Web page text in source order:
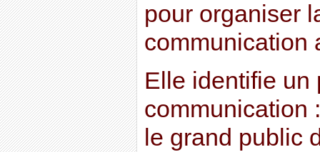
pour organiser
communication
Elle identifie un
communication
le grand public